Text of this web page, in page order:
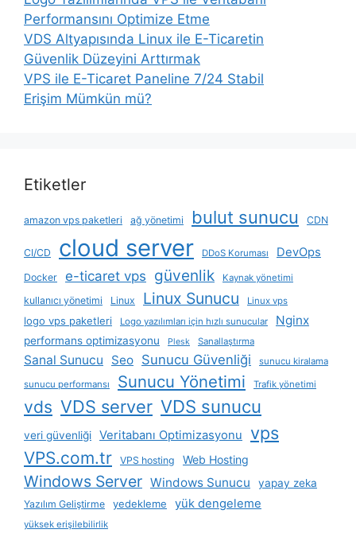
Performansını Optimize Etme
VDS Altyapısında Linux ile E-Ticaretin
Güvenlik Düzeyini Arttırmak
VPS ile E-Ticaret Paneline 7/24 Stabil
Erişim Mümkün mü?
Etiketler
amazon vps paketleri ağ yönetimi bulut sunucu CDN
CI/CD cloud server DDoS Koruması DevOps
Docker e-ticaret vps güvenlik Kaynak yönetimi
kullanıcı yönetimi Linux Linux Sunucu Linux vps
logo vps paketleri Logo yazılımları için hızlı sunucular Nginx
performans optimizasyonu Plesk Sanallaştırma
Sanal Sunucu Seo Sunucu Güvenliği sunucu kiralama
sunucu performansı Sunucu Yönetimi Trafik yönetimi
vds VDS server VDS sunucu
veri güvenliği Veritabanı Optimizasyonu vps
VPS.com.tr VPS hosting Web Hosting
Windows Server Windows Sunucu yapay zeka
Yazılım Geliştirme yedekleme yük dengeleme
yüksek erişilebilirlik